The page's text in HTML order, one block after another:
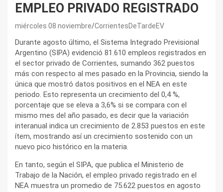
EMPLEO PRIVADO REGISTRADO
miércoles 08 noviembre CorrientesDeTardeEV
Durante agosto último, el Sistema Integrado Previsional
Argentino (SIPA) evidenció 81.610 empleos registrados en
el sector privado de Corrientes, sumando 362 puestos
más con respecto al mes pasado en la Provincia, siendo la
única que mostró datos positivos en el NEA en este
periodo. Esto representa un crecimiento del 0,4 %,
porcentaje que se eleva a 3,6% si se compara con el
mismo mes del año pasado, es decir que la variación
interanual indica un crecimiento de 2.853 puestos en este
ítem, mostrando así un crecimiento sostenido con un
nuevo pico histórico en la materia.
En tanto, según el SIPA, que publica el Ministerio de
Trabajo de la Nación, el empleo privado registrado en el
NEA muestra un promedio de 75.622 puestos en agosto